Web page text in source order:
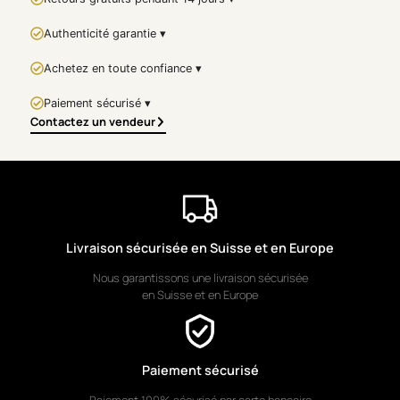
carried by an invisible current,
Balancing controlled
suggestion,
stands out as a
artwork that is both
expressive and soothing. An
ideal piece to bring depth,
color, and energy to a modern
interior or to enrich a
collection dedicated to
maritime themes.
Authenticité garantie ▾
Achetez en toute confiance ▾
Paiement sécurisé ▾
Contactez un vendeur
Livraison sécurisée en Suisse et en Europe
Nous garantissons une livraison sécurisée
en Suisse et en Europe
Paiement sécurisé